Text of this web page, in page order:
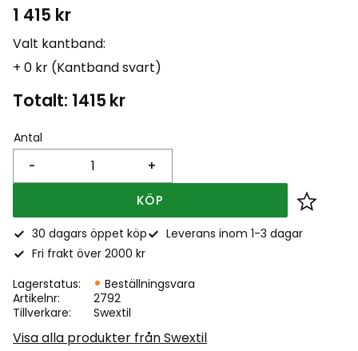
1 415 kr
Valt kantband:
+ 0 kr (Kantband svart)
Totalt: 1415 kr
Antal
+
-
KÖP Lägg
30 dagars öppet köp
Leverans inom 1-3 dagar
Fri frakt över 2000 kr
Lagerstatus
Beställningsvara
Artikelnr
2792
Tillverkare
Swextil
Visa alla produkter från Swextil